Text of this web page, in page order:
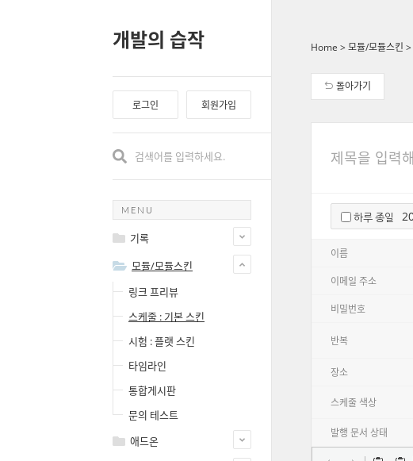
개발의 습작
로그인 회원가입
MENU
기록
모듈/모듈스킨
링크 프리뷰
스케줄 : 기본 스킨
시험 : 플랫 스킨
타임라인
통합게시판
문의 테스트
애드온
Home >모듈/모듈스킨 >
돌아가기
하루 종일
이름
이메일 주소
비밀번호
반복
장소
스케줄 색상
발행 문서 상태